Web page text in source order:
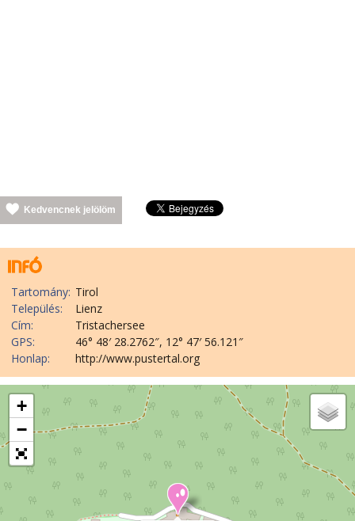
Kedvencnek jelölöm
Tartomány: Tirol
Település:
Lienz
Cím:
Tristachersee
GPS:
46° 48′ 28.2762″, 12° 47′ 56.121″
Honlap:
http://www.pustertal.org
+
−